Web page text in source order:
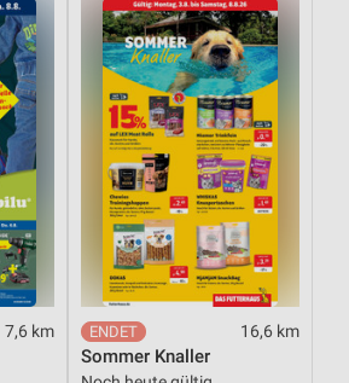
7,6 km 16,6 km
Sommer Knaller